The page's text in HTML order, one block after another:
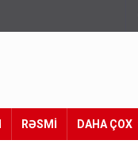
RƏSMİ DAHA ÇOX